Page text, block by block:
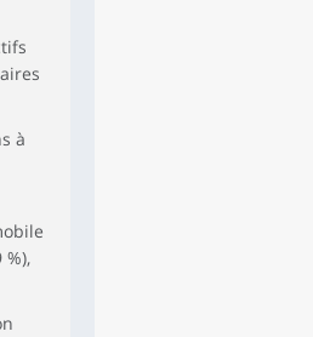
à